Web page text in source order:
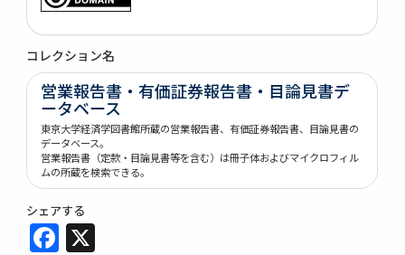
コレクション名
営業報告書・有価証券報告書・目論見書デ
ータベース
東京大学経済学図書館所蔵の営業報告書、有価証券報告書、目論見書の
データベース。
営業報告書（定款・目論見書等を含む）は冊子体およびマイクロフィル
ムの所蔵を検索できる。
シェアする
Facebook